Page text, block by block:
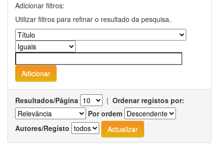
Adicionar filtros:
Utilizar filtros para refinar o resultado da pesquisa.
Resultados/Página | Ordenar registos por:
Por ordem
Autores/Registo